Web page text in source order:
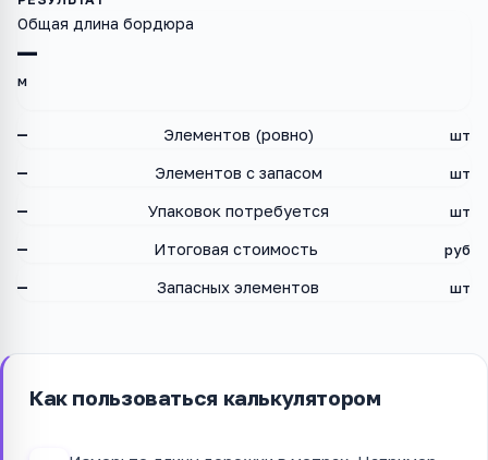
—
Общая длина бордюра
м
— Элементов (ровно) шт
— Элементов с запасом шт
— Упаковок потребуется шт
— Итоговая стоимость руб
— Запасных элементов шт
Как пользоваться калькулятором